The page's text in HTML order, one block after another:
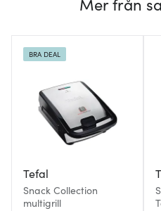
Tefal
Snack Collection
multigrill
BRA DEAL